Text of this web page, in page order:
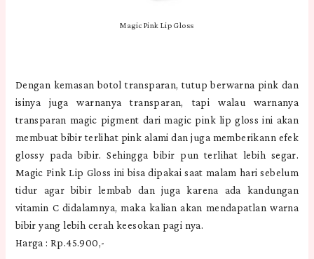
Magic Pink Lip Gloss
Dengan kemasan botol transparan, tutup berwarna pink dan
isinya juga warnanya transparan, tapi walau warnanya
transparan magic pigment dari magic pink lip gloss ini akan
membuat bibir terlihat pink alami dan juga memberikann efek
glossy pada bibir. Sehingga bibir pun terlihat lebih segar.
Magic Pink Lip Gloss ini bisa dipakai saat malam hari sebelum
tidur agar bibir lembab dan juga karena ada kandungan
vitamin C didalamnya, maka kalian akan mendapatlan warna
bibir yang lebih cerah keesokan pagi nya.
Harga : Rp.45.900,-